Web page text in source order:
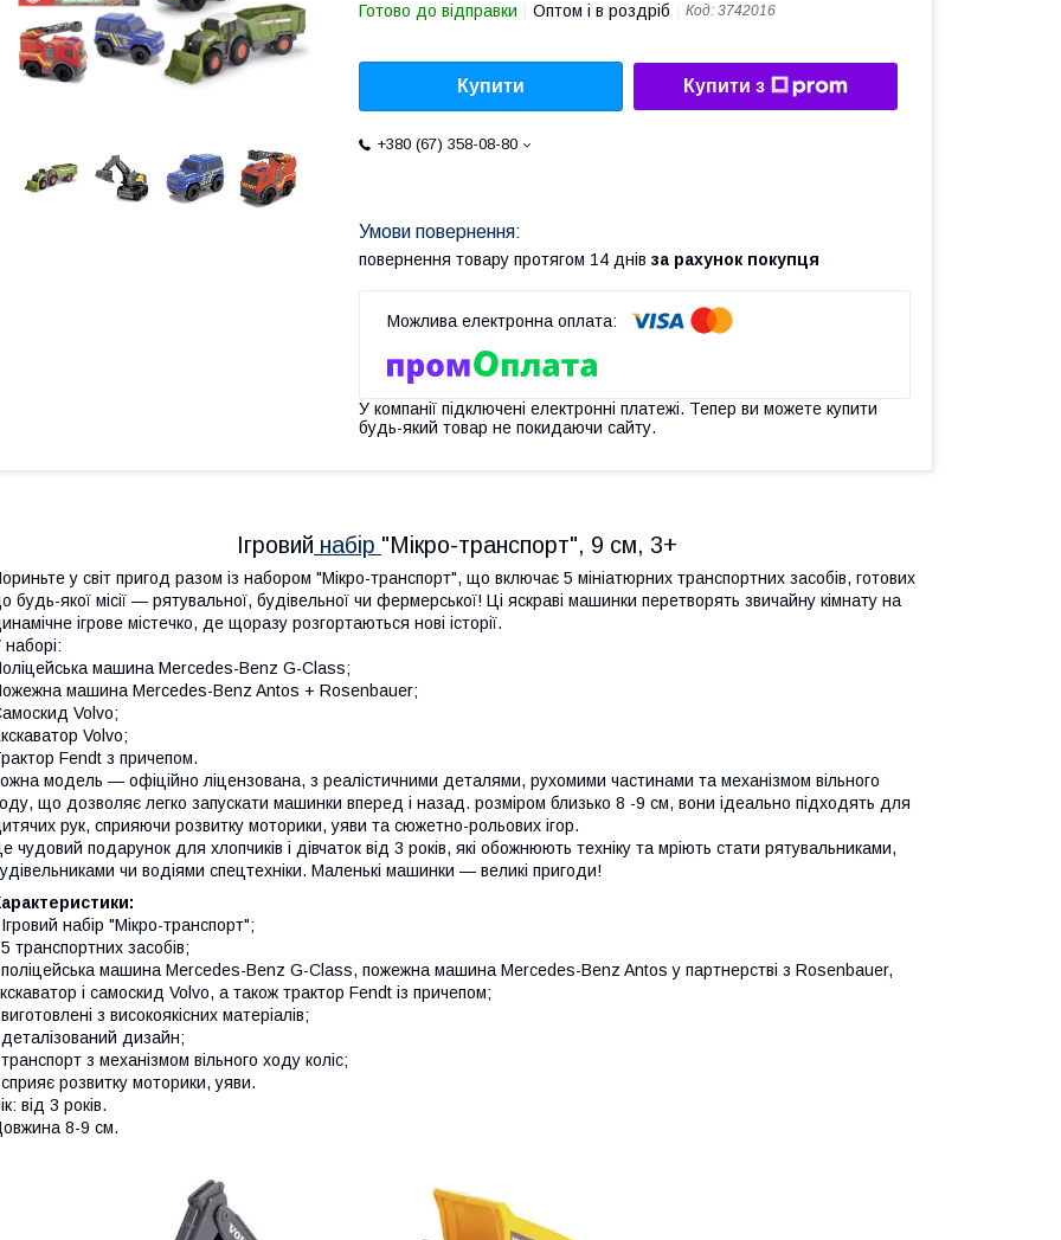
Готово до відправки Оптом і в роздріб Код: 3742016
Купити Купити з
+380 (67) 358-08-80
повернення товару протягом 14 днів за рахунок покупця
У компанії підключені електронні платежі. Тепер ви можете купити
будь-який товар не покидаючи сайту.
Ігровий набір "Мікро-транспорт", 9 см, 3+
у світ пригод разом із набором "Мікро-транспорт", що включає 5 мініатюрних транспортних засобів, готових
будь-якої місії — рятувальної, будівельної чи фермерської! Ці яскраві машинки перетворять звичайну кімнату на
ігрове містечко, де щоразу розгортаються нові історії.
наборі:
машина Mercedes-Benz G-Class;
машина Mercedes-Benz Antos + Rosenbauer;
Volvo;
Volvo;
Fendt з причепом.
модель — офіційно ліцензована, з реалістичними деталями, рухомими частинами та механізмом вільного
що дозволяє легко запускати машинки вперед і назад. розміром близько 8 -9 см, вони ідеально підходять для
рук, сприяючи розвитку моторики, уяви та сюжетно-рольових ігор.
чудовий подарунок для хлопчиків і дівчаток від 3 років, які обожнюють техніку та мріють стати рятувальниками,
чи водіями спецтехніки. Маленькі машинки — великі пригоди!
набір "Мікро-транспорт";
транспортних засобів;
машина Mercedes-Benz G-Class, пожежна машина Mercedes-Benz Antos у партнерстві з Rosenbauer,
і самоскид Volvo, а також трактор Fendt із причепом;
з високоякісних матеріалів;
дизайн;
з механізмом вільного ходу коліс;
розвитку моторики, уяви.
від 3 років.
8-9 см.